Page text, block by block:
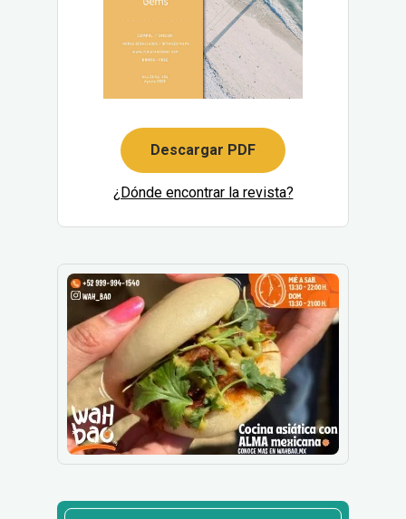
Descargar PDF
¿Dónde encontrar la revista?